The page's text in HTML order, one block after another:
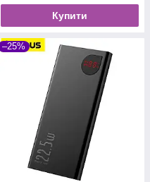
Купити
–25%